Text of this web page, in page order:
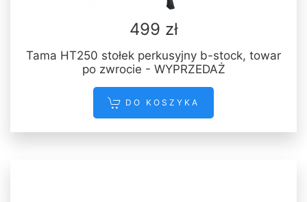
499 zł
Tama HT250 stołek perkusyjny b-stock, towar
po zwrocie - WYPRZEDAŻ
DO KOSZYKA